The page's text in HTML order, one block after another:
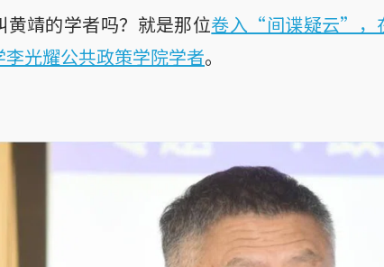
黄靖的学者吗？就是那位卷入“间谍疑云”，
光耀公共政策学院学者。